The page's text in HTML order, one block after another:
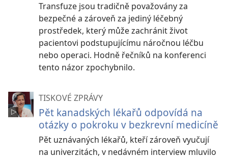
Transfuze jsou tradičně považovány za
bezpečné a zároveň za jediný léčebný
prostředek, který může zachránit život
pacientovi podstupujícímu náročnou léčbu
nebo operaci. Hodně řečníků na konferenci
tento názor zpochybnilo.
TISKOVÉ ZPRÁVY
Pět kanadských lékařů odpovídá na
otázky o pokroku v bezkrevní medicíně
Pět uznávaných lékařů, kteří zároveň vyučují
na univerzitách, v nedávném interview mluvilo